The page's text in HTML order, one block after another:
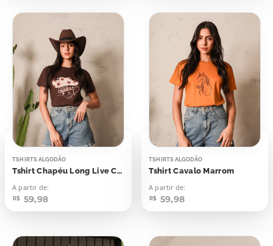
TSHIRTS ALGODÃO
Tshirt Chapéu Long Live Cowgirls
A partir de:
R$ 59,98
TSHIRTS ALGODÃO
Tshirt Cavalo Marrom
A partir de:
R$ 59,98